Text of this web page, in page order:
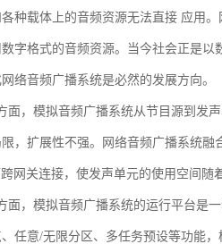
种载体上的音频资源无法直接 应用
字格式的音频资源。当今社会正是
络音频广播系统是必然的发展方向。
面，模拟音频广播系统从节目源到发
，扩展性不强。网络音频广播系统
网关连接，使发声单元的使用空间随
面，模拟音频广播系统的运行平台是
任意/无限分区、多任务预设等功能